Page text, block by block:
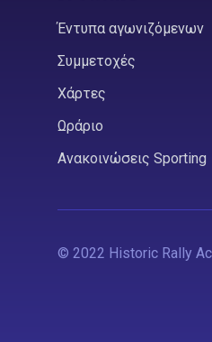
Έντυπα αγωνιζόμενων
Συμμετοχές
Χάρτες
Ωράριο
Ανακοινώσεις Sporting
© 2022 Historic Rally